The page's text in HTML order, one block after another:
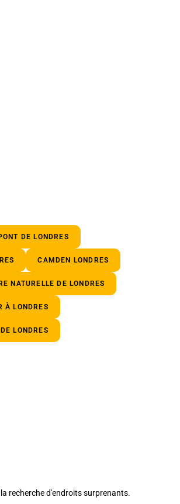
DE LONDRES
CAMDEN LONDRES
NATURELLE DE LONDRES
À LONDRES
LONDRES
recherche d'endroits surprenants.